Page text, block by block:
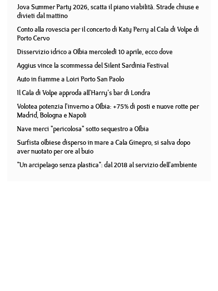
Jova Summer Party 2026, scatta il piano viabilità. Strade chiuse e
divieti dal mattino
Conto alla rovescia per il concerto di Katy Perry al Cala di Volpe di
Porto Cervo
Disservizio idrico a Olbia mercoledì 10 aprile, ecco dove
Aggius vince la scommessa del Silent Sardinia Festival
Auto in fiamme a Loiri Porto San Paolo
Il Cala di Volpe approda all'Harry's bar di Londra
Volotea potenzia l'inverno a Olbia: +75% di posti e nuove rotte per
Madrid, Bologna e Napoli
Nave merci "pericolosa" sotto sequestro a Olbia
Surfista olbiese disperso in mare a Cala Ginepro, si salva dopo
aver nuotato per ore al buio
"Un arcipelago senza plastica": dal 2018 al servizio dell'ambiente